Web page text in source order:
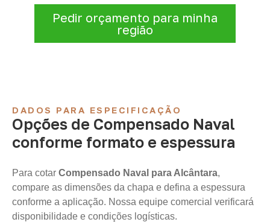
Pedir orçamento para minha
região
DADOS PARA ESPECIFICAÇÃO
Opções de Compensado Naval
conforme formato e espessura
Para cotar Compensado Naval para Alcântara,
compare as dimensões da chapa e defina a espessura
conforme a aplicação. Nossa equipe comercial verificará
disponibilidade e condições logísticas.